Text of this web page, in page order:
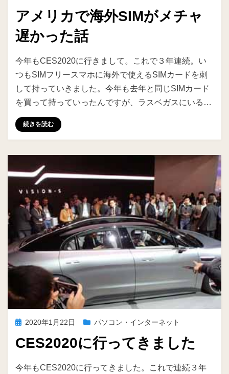
日:
アメリカで海外SIMがメチャ
遅かった話
投稿者ike
今年もCES2020に行きまして。これで３年連続。い
つもSIMフリースマホに海外で使えるSIMカードを刺
して持っていきました。今年も去年と同じSIMカード
を買って持っていったんですが、ラスベガスにいる…
続きを読む
投
日:
2020年1月22日 パソコン・インターネット
CES2020に行ってきました
投稿者ike
今年もCES2020に行ってきました。これで連続３年